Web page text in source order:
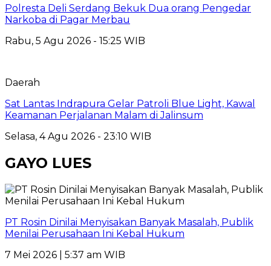
Polresta Deli Serdang Bekuk Dua orang Pengedar
Narkoba di Pagar Merbau
Rabu, 5 Agu 2026 - 15:25 WIB
Daerah
Sat Lantas Indrapura Gelar Patroli Blue Light, Kawal
Keamanan Perjalanan Malam di Jalinsum
Selasa, 4 Agu 2026 - 23:10 WIB
GAYO LUES
PT Rosin Dinilai Menyisakan Banyak Masalah, Publik
Menilai Perusahaan Ini Kebal Hukum
7 Mei 2026 | 5:37 am WIB